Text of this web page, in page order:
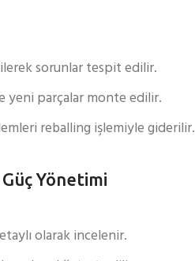
sorunlar tespit edilir.
yeni parçalar monte edilir.
reballing işlemiyle giderilir.
Yönetimi
olarak incelenir.